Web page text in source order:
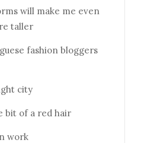
will make me even
taller
fashion bloggers
city
bit of a red hair
work